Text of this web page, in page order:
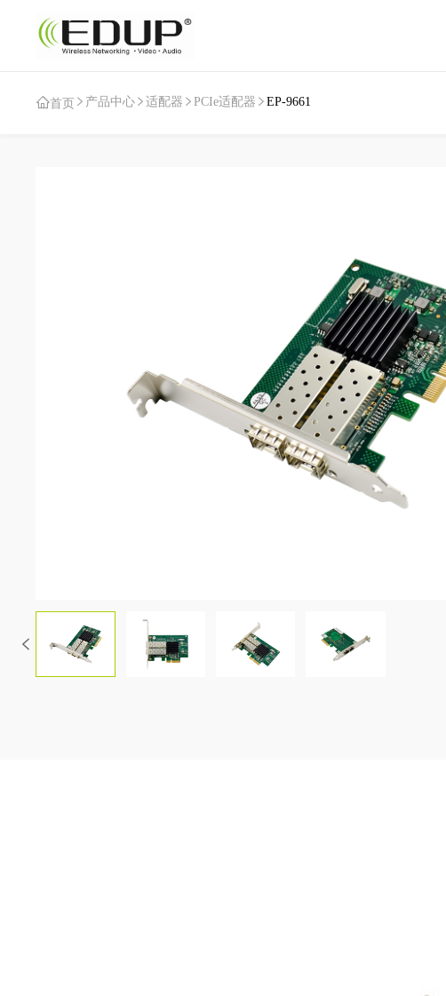
首页 产品中心 适配器 PCIe适配器 EP-9661